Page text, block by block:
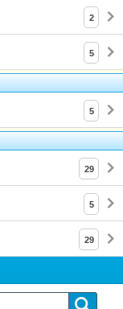
2
5
5
29
5
29